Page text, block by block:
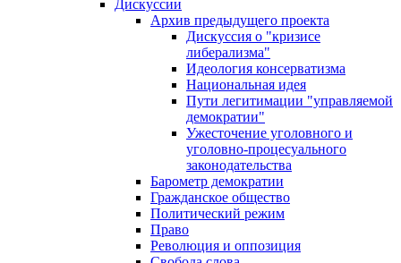
Дискуссии
Архив предыдущего проекта
Дискуссия о "кризисе
либерализма"
Идеология консерватизма
Национальная идея
Пути легитимации "управляемой
демократии"
Ужесточение уголовного и
уголовно-процесуального
законодательства
Барометр демократии
Гражданское общество
Политический режим
Право
Революция и оппозиция